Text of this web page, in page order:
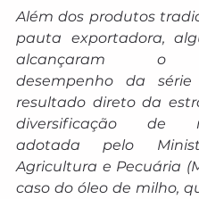
Além dos produtos
pauta exportadora,
alcançaram o
desempenho da série
resultado direto da
diversificação de
adotada pelo
Agricultura e Pecuária
caso do óleo de milho,